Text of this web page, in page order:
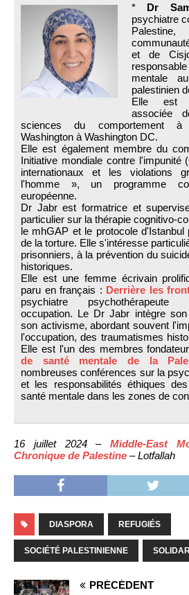
* Dr
psychiatre
et de
mentale
palestinien
Elle est
associée
sciences du comportement à
Washington à Washington DC.
Elle est également membre du
Initiative mondiale contre l'impunité
internationaux et les violations
l'homme », un programme
européenne.
Dr Jabr est formatrice et
particulier sur la thérapie cognitivo-
le mhGAP et le protocole d'Istanbul
de la torture. Elle s'intéresse
prisonniers, à la prévention du
historiques.
Elle est une femme écrivain
paru en français : Derrière les
psychiatre psychothérapeute
occupation. Le Dr Jabr intègre
son activisme, abordant souvent
l'occupation, des traumatismes
Elle est l'un des membres
de santé mentale de la
nombreuses conférences sur la
et les responsabilités éthiques
santé mentale dans les zones de
16 juillet 2024 – Middle-East
Chronique de Palestine – Lotfallah
DIASPORA REFUGIÉS
SOCIÉTÉ PALESTINIENNE
PRÉCÉDENT